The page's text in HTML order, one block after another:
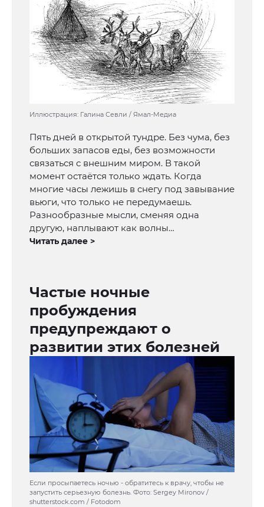
Иллюстрация: Галина Севли / Ямал-Медиа
Пять дней в открытой тундре. Без чума, без
больших запасов еды, без возможности
связаться с внешним миром. В такой
момент остаётся только ждать. Когда
многие часы лежишь в снегу под завывание
вьюги, что только не передумаешь.
Разнообразные мысли, сменяя одна
другую, наплывают как волны…
Читать далее >
Частые ночные
пробуждения
предупреждают о
развитии этих болезней
Если просыпаетесь ночью - обратитесь к врачу, чтобы не
запустить серьезную болезнь. Фото: Sergey Mironov /
shutterstock.com / Fotodom